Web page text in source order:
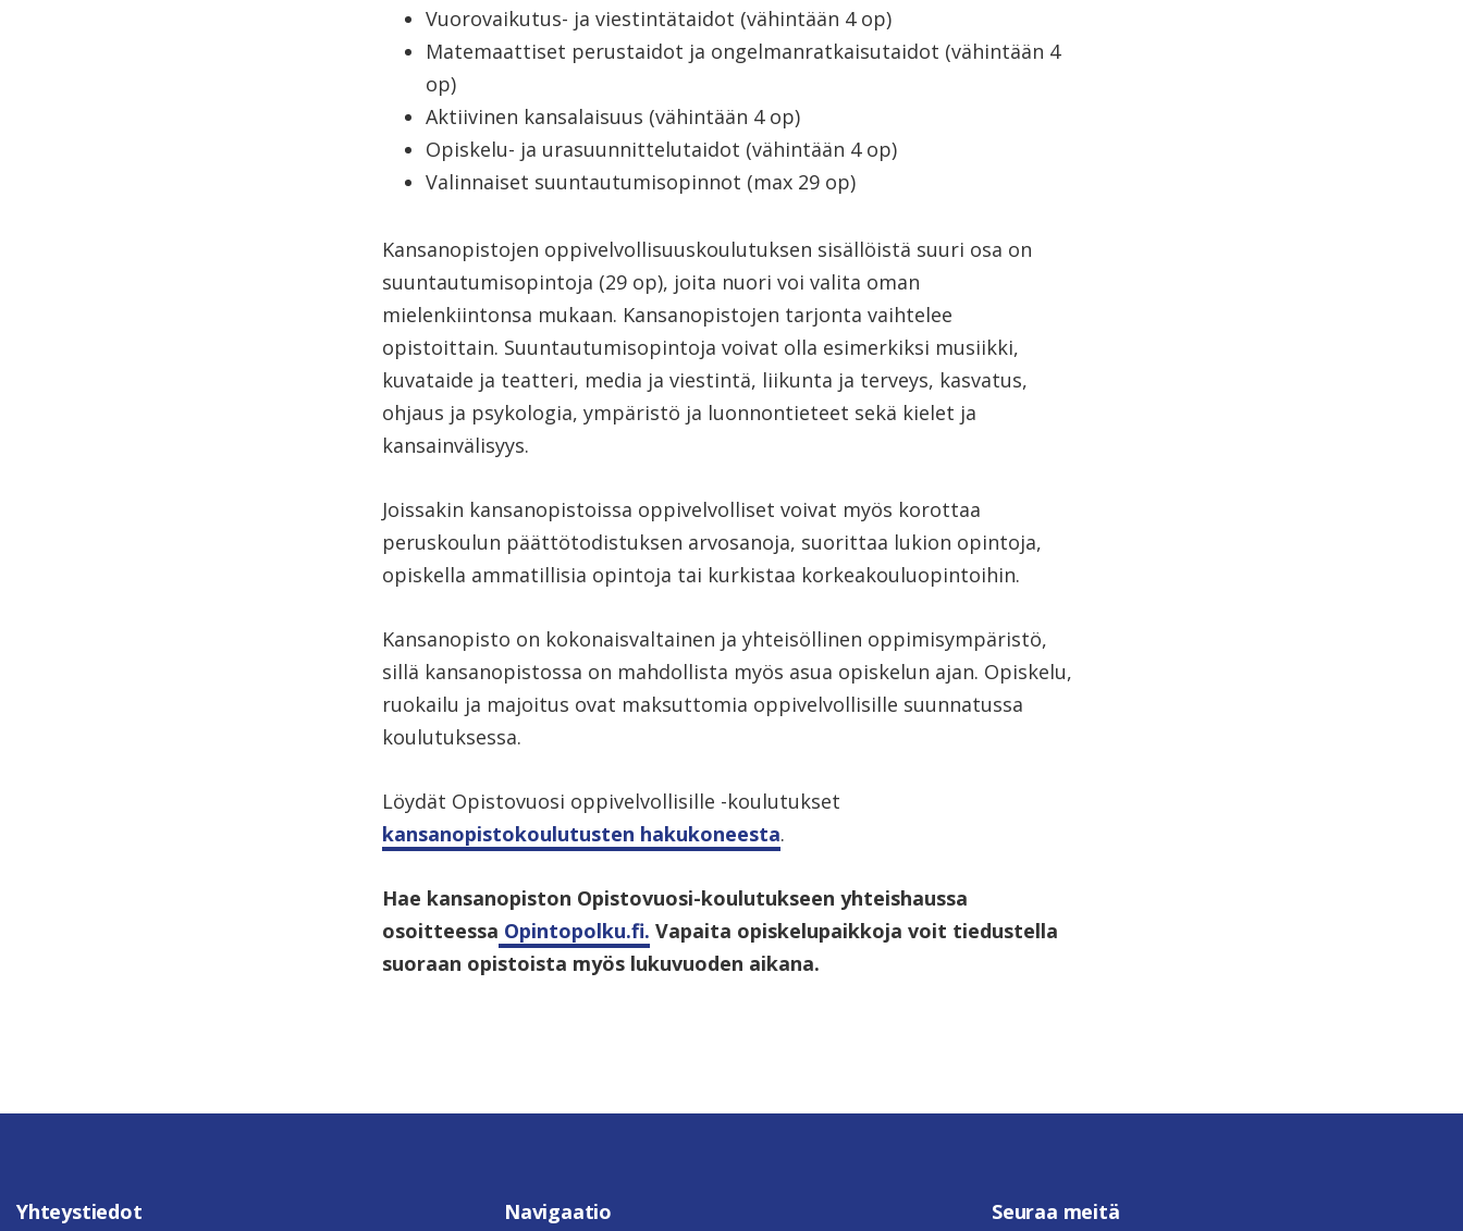
Vuorovaikutus- ja viestintätaidot (vähintään 4 op)
Matemaattiset perustaidot ja ongelmanratkaisutaidot (vähintään 4
op)
Aktiivinen kansalaisuus (vähintään 4 op)
Opiskelu- ja urasuunnittelutaidot (vähintään 4 op)
Valinnaiset suuntautumisopinnot (max 29 op)
Kansanopistojen oppivelvollisuuskoulutuksen sisällöistä suuri osa on
suuntautumisopintoja (29 op), joita nuori voi valita oman
mielenkiintonsa mukaan. Kansanopistojen tarjonta vaihtelee
opistoittain. Suuntautumisopintoja voivat olla esimerkiksi musiikki,
kuvataide ja teatteri, media ja viestintä, liikunta ja terveys, kasvatus,
ohjaus ja psykologia, ympäristö ja luonnontieteet sekä kielet ja
kansainvälisyys.
Joissakin kansanopistoissa oppivelvolliset voivat myös korottaa
peruskoulun päättötodistuksen arvosanoja, suorittaa lukion opintoja,
opiskella ammatillisia opintoja tai kurkistaa korkeakouluopintoihin.
Kansanopisto on kokonaisvaltainen ja yhteisöllinen oppimisympäristö,
sillä kansanopistossa on mahdollista myös asua opiskelun ajan. Opiskelu,
ruokailu ja majoitus ovat maksuttomia oppivelvollisille suunnatussa
koulutuksessa.
Löydät Opistovuosi oppivelvollisille -koulutukset
kansanopistokoulutusten hakukoneesta.
Hae kansanopiston Opistovuosi-koulutukseen yhteishaussa
osoitteessa Opintopolku.fi. Vapaita opiskelupaikkoja voit tiedustella
suoraan opistoista myös lukuvuoden aikana.
Yhteystiedot Navigaatio Seuraa meitä